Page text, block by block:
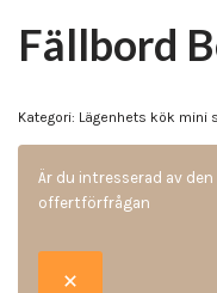
Fällbord
Kategori: Lägenhets kök mini
Är du intresserad av
offertförfrågan